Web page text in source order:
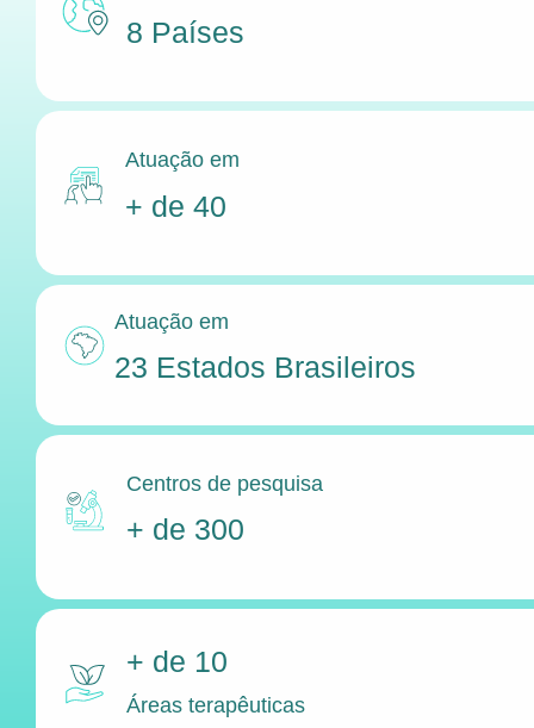
8 Países
Atuação em
+ de 40
Atuação em
23 Estados Brasileiros
Centros de pesquisa
+ de 300
+ de 10
Áreas terapêuticas